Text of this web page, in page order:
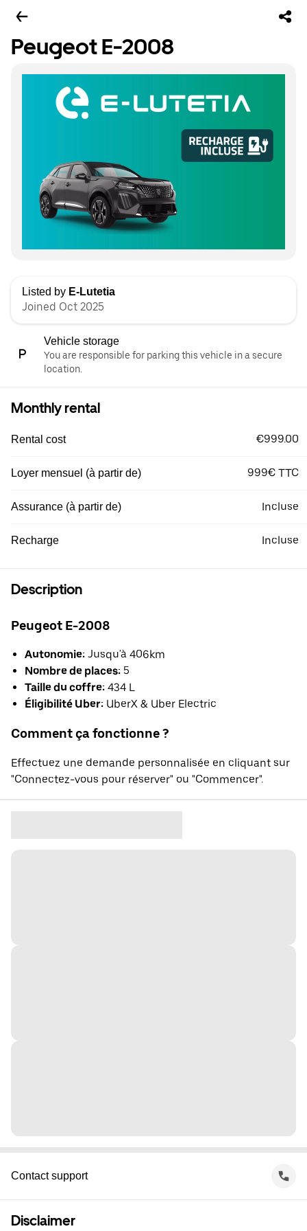
Peugeot E-2008
Listed by E-Lutetia
Joined Oct 2025
Vehicle storage
You are responsible for parking this vehicle in a secure
location.
Monthly rental
Rental cost €999.00
Loyer mensuel (à partir de) 999€ TTC
Assurance (à partir de) Incluse
Recharge Incluse
Description
Peugeot E-2008
Autonomie: Jusqu'à 406km
Nombre de places: 5
Taille du coffre: 434 L
Éligibilité Uber: UberX & Uber Electric
Comment ça fonctionne ?
Effectuez une demande personnalisée en cliquant sur
"Connectez-vous pour réserver" ou "Commencer".
Contact support
Disclaimer